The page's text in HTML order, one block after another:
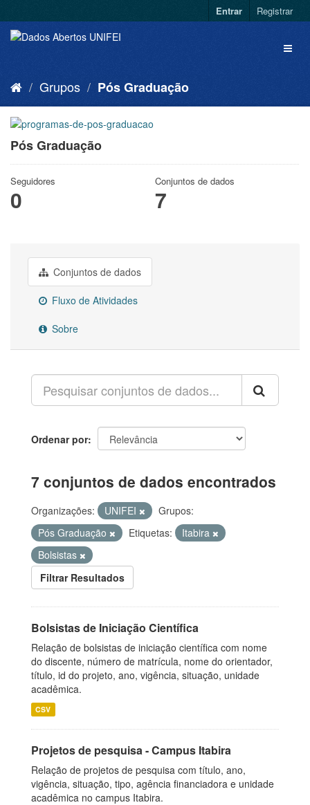
Entrar Registrar
Grupos Pós Graduação
Pós Graduação
Seguidores
0
Conjuntos de dados
7
Conjuntos de dados
Fluxo de Atividades
Sobre
Ordenar por
7 conjuntos de dados encontrados
Organizações: UNIFEI
Grupos:
Pós Graduação
Etiquetas:
Itabira
Bolsistas
Filtrar Resultados
Bolsistas de Iniciação Científica
Relação de bolsistas de iniciação científica com nome
do discente, número de matrícula, nome do orientador,
título, id do projeto, ano, vigência, situação, unidade
acadêmica.
CSV
Projetos de pesquisa - Campus Itabira
Relação de projetos de pesquisa com título, ano,
vigência, situação, tipo, agência financiadora e unidade
acadêmica no campus Itabira.